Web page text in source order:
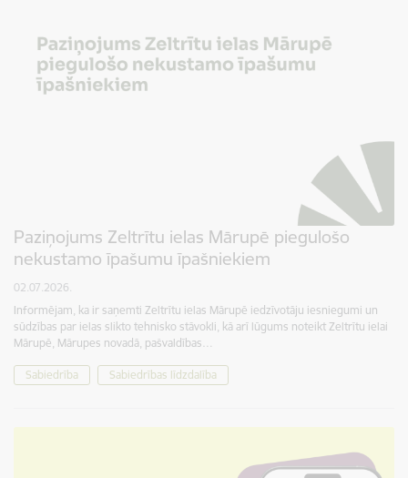
Paziņojums Zeltrītu ielas Mārupē piegulošo
nekustamo īpašumu īpašniekiem
02.07.2026.
Informējam, ka ir saņemti Zeltrītu ielas Mārupē iedzīvotāju iesniegumi un
sūdzības par ielas slikto tehnisko stāvokli, kā arī lūgums noteikt Zeltrītu ielai
Mārupē, Mārupes novadā, pašvaldības…
Sabiedrība Sabiedrības līdzdalība